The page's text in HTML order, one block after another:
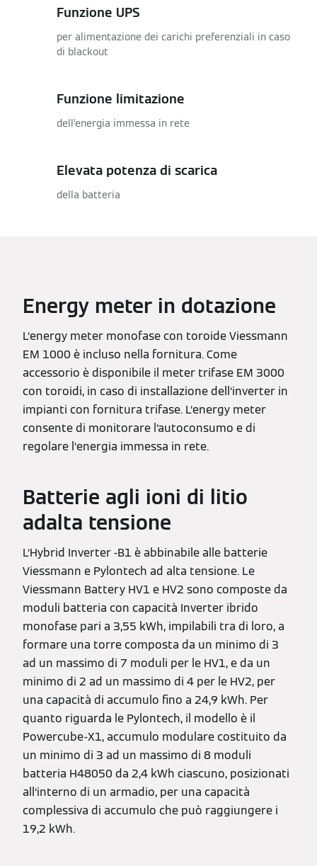
Funzione UPS
per alimentazione dei carichi preferenziali in caso
di blackout
Funzione limitazione
dell’energia immessa in rete
Elevata potenza di scarica
della batteria
Energy meter in dotazione
L‘energy meter monofase con toroide Viessmann
EM 1000 è incluso nella fornitura. Come
accessorio è disponibile il meter trifase EM 3000
con toroidi, in caso di installazione dell‘inverter in
impianti con fornitura trifase. L‘energy meter
consente di monitorare l‘autoconsumo e di
regolare l‘energia immessa in rete.
Batterie agli ioni di litio
adalta tensione
L‘Hybrid Inverter -B1 è abbinabile alle batterie
Viessmann e Pylontech ad alta tensione. Le
Viessmann Battery HV1 e HV2 sono composte da
moduli batteria con capacità Inverter ibrido
monofase pari a 3,55 kWh, impilabili tra di loro, a
formare una torre composta da un minimo di 3
ad un massimo di 7 moduli per le HV1, e da un
minimo di 2 ad un massimo di 4 per le HV2, per
una capacità di accumulo fino a 24,9 kWh. Per
quanto riguarda le Pylontech, il modello è il
Powercube-X1, accumulo modulare costituito da
un minimo di 3 ad un massimo di 8 moduli
batteria H48050 da 2,4 kWh ciascuno, posizionati
all‘interno di un armadio, per una capacità
complessiva di accumulo che può raggiungere i
19,2 kWh.